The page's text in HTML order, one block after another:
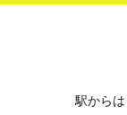
駅から